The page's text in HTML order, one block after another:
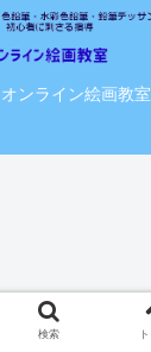
ンライン絵画教室.
検索